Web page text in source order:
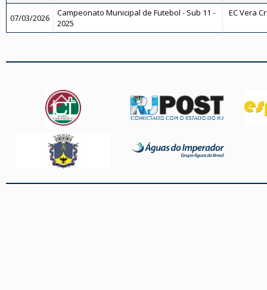
07/03/2026
Campeonato Municipal de Futebol - Sub 11 -
2025
EC Vera